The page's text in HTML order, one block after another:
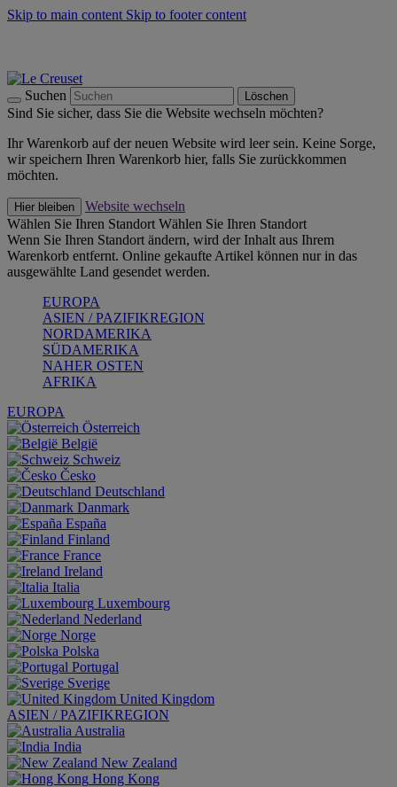
Skip to main content Skip to footer content
Suchen Löschen
Sind Sie sicher, dass Sie die Website wechseln möchten?
Ihr Warenkorb auf der neuen Website wird leer sein. Keine Sorge,
wir speichern Ihren Warenkorb hier, falls Sie zurückkommen
möchten.
Hier bleiben
Website wechseln
Wählen Sie Ihren Standort Wählen Sie Ihren Standort
Wenn Sie Ihren Standort ändern, wird der Inhalt aus Ihrem
Warenkorb entfernt. Online gekaufte Artikel können nur in das
ausgewählte Land gesendet werden.
EUROPA
ASIEN / PAZIFIKREGION
NORDAMERIKA
SÜDAMERIKA
NAHER OSTEN
AFRIKA
EUROPA
Österreich
België
Schweiz
Česko
Deutschland
Danmark
España
Finland
France
Ireland
Italia
Luxembourg
Nederland
Norge
Polska
Portugal
Sverige
United Kingdom
ASIEN / PAZIFIKREGION
Australia
India
New Zealand
Hong Kong